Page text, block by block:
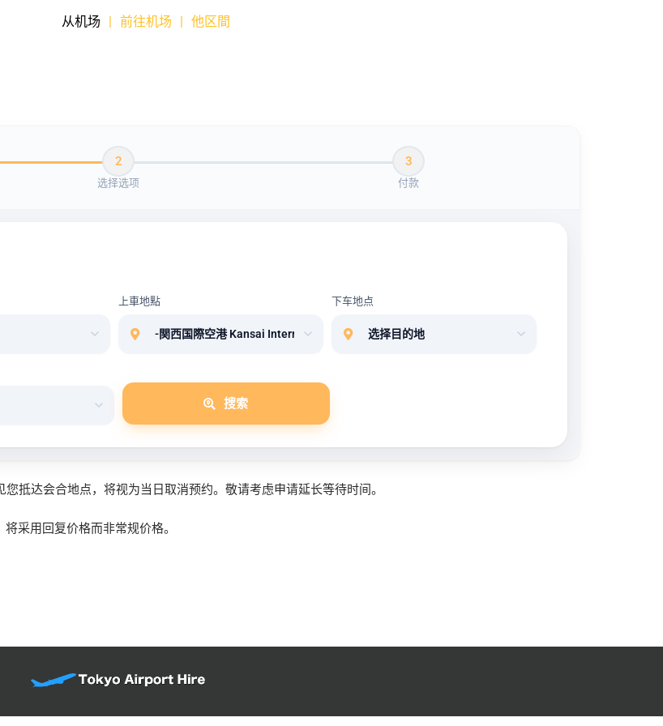
从机场 | 前往机场 | 他区間
2
选择选项
3
付款
上車地點 下车地点
搜索
抵达会合地点，将视为当日取消预约。敬请考虑申请延长等待时间。
采用回复价格而非常规价格。